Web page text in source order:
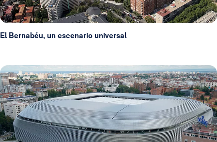
El Bernabéu, un escenario universal